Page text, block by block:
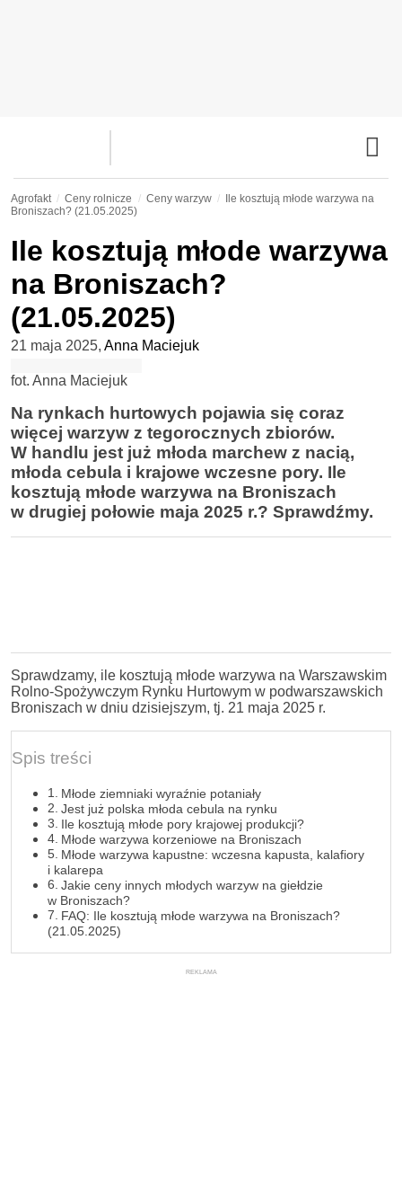
Agrofakt Ceny rolnicze Ceny warzyw
Ile kosztują młode warzywa na
Broniszach? (21.05.2025)
Ile kosztują młode warzywa
na Broniszach?
(21.05.2025)
21 maja 2025, Anna Maciejuk
fot. Anna Maciejuk
Na rynkach hurtowych pojawia się coraz
więcej warzyw z tegorocznych zbiorów.
W handlu jest już młoda marchew z nacią,
młoda cebula i krajowe wczesne pory. Ile
kosztują młode warzywa na Broniszach
w drugiej połowie maja 2025 r.? Sprawdźmy.
Sprawdzamy, ile kosztują młode warzywa na Warszawskim
Rolno-Spożywczym Rynku Hurtowym w podwarszawskich
Broniszach w dniu dzisiejszym, tj. 21 maja 2025 r.
Spis treści
Młode ziemniaki wyraźnie potaniały
Jest już polska młoda cebula na rynku
Ile kosztują młode pory krajowej produkcji?
Młode warzywa korzeniowe na Broniszach
Młode warzywa kapustne: wczesna kapusta, kalafiory
i kalarepa
Jakie ceny innych młodych warzyw na giełdzie
w Broniszach?
FAQ: Ile kosztują młode warzywa na Broniszach?
(21.05.2025)
REKLAMA